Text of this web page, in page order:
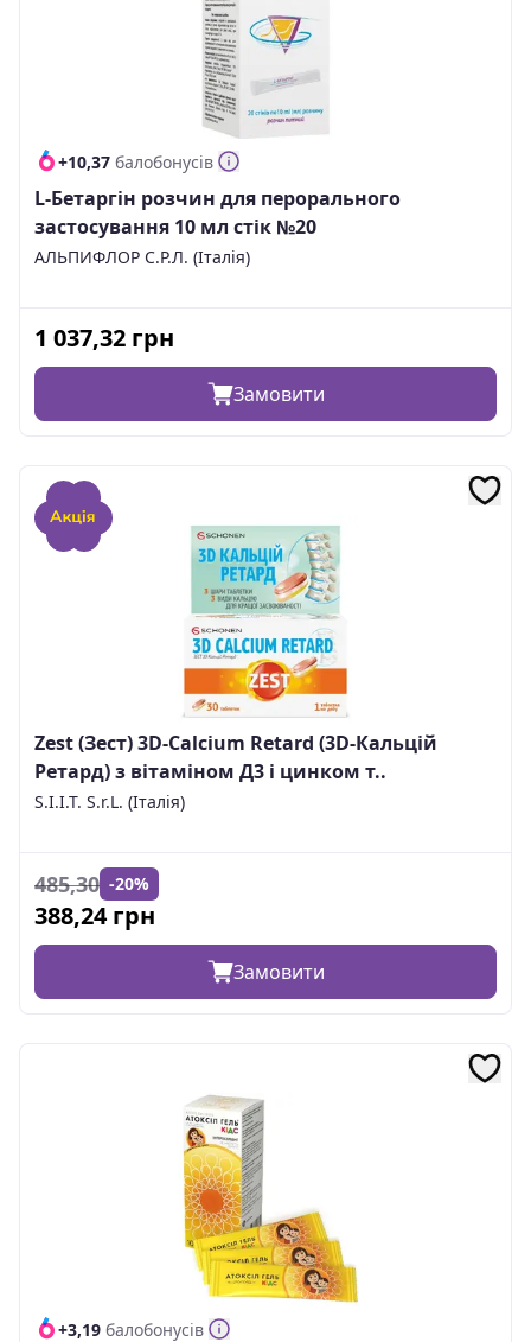
+10,37 балобонусів
L-Бетаргін розчин для перорального
застосування 10 мл стік №20
АЛЬПИФЛОР С.Р.Л. (Італія)
1 037,32 грн
Замовити
Zest (Зест) 3D-Calcium Retard (3D-Кальцій
Ретард) з вітаміном Д3 і цинком т..
S.I.I.T. S.r.L. (Італія)
485,30 -20%
388,24грн
Замовити
+3,19 балобонусів